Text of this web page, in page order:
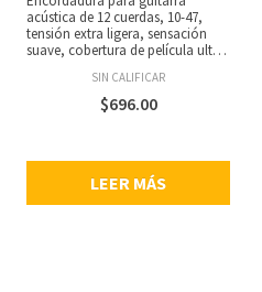
acústica de 12 cuerdas, 10-47,
tensión extra ligera, sensación
suave, cobertura de película ultra
tratamiento polimérico único en
los aceros lisos, alto nivel de
protección, núcleo de acero de
Fusion Twist, resistencia a la
rotura y estabilidad de afinación,
SIN CALIFICAR
$696.00
LEER MÁS